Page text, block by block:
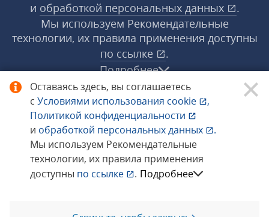
Оставаясь здесь, вы соглашаетесь
с Условиями использования cookie
,
Политикой конфиденциальности
и обработкой персональных данных
.
Мы используем Рекомендательные
технологии, их правила применения
доступны по ссылке . Подробнее
и обработкой персональных данных
.
Мы используем Рекомендательные
технологии, их правила применения доступны
по ссылке
.
Подробнее
© 1998−2026 «1С‑Рарус» ®. Все права
защищены.
Сообщить об ошибке